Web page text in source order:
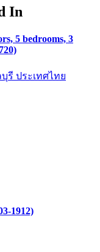
In
5 bedrooms, 3
รี ประเทศไทย
1912)